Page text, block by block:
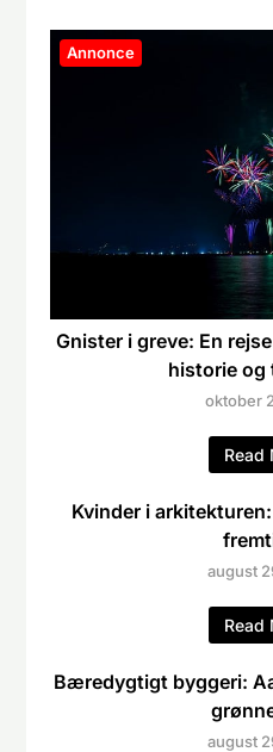
Annonce
Gnister i greve: En
historie og
oktober
Read
Kvinder i
august
Read
Bæredygtigt byggeri:
august